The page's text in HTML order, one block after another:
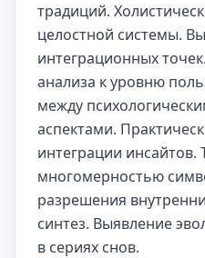
традиций.
целостной системы.
интеграционных
анализа к уровню
между
аспектами.
интеграции инсайтов.
многомерностью
разрешения
синтез. Выявление
в сериях снов.